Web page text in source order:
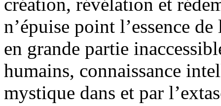
n’épuise point l’essence
en grande partie
humains, connaissance
mystique dans et par